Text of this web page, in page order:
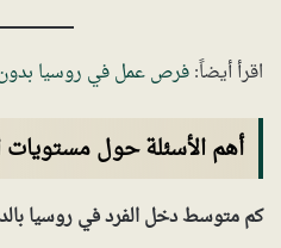
اقرأ أيضاً:فرص عمل في روسيا بدون
أهم الأسئلة حول
كم متوسط دخل الفرد في روسيا بالدولار